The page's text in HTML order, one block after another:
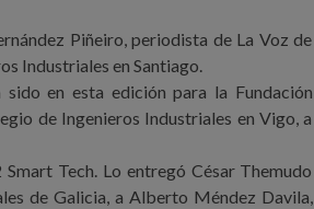
Piñeiro, periodista de La Voz de
Industriales en Santiago.
en esta edición para la Fundación
de Ingenieros Industriales en Vigo, a
Tech. Lo entregó César Themudo
de Galicia, a Alberto Méndez Davila,